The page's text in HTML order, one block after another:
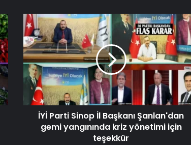
İYİ Parti Sinop İl Başkanı Şanlan'dan
gemi yangınında kriz yönetimi için
teşekkür